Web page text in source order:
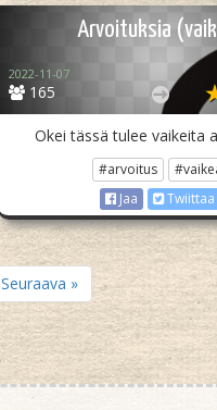
Arvoituksia
165
2022-11-07
Okei tässä tulee vaikeita
#arvoitus
Jaa
Twiittaa
Seuraava »